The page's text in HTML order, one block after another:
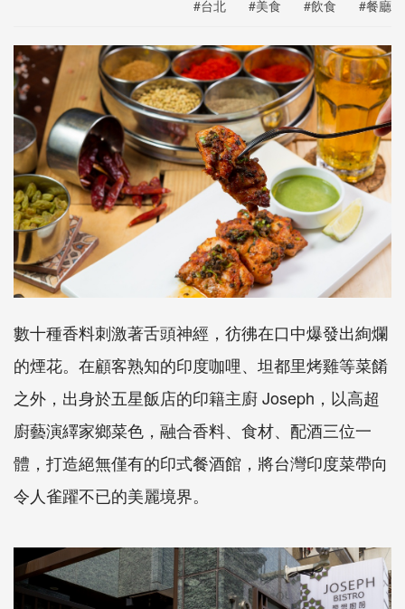
#台北 #美食 #飲食 #餐廳
數十種香料刺激著舌頭神經，彷彿在口中爆發出絢爛
的煙花。在顧客熟知的印度咖哩、坦都里烤雞等菜餚
之外，出身於五星飯店的印籍主廚 Joseph，以高超
廚藝演繹家鄉菜色，融合香料、食材、配酒三位一
體，打造絕無僅有的印式餐酒館，將台灣印度菜帶向
令人雀躍不已的美麗境界。